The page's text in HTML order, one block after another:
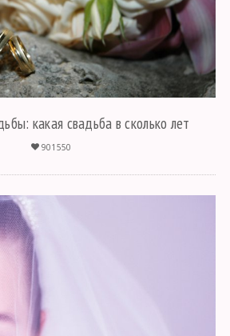
какая свадьба в сколько лет
901550